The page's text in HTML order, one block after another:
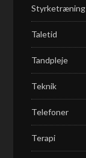
Styrketræning
Taletid
Tandpleje
Teknik
Telefoner
Terapi